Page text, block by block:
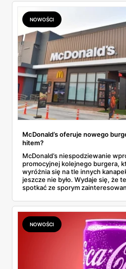
NOWOŚCI
McDonald’s oferuje nowego
hitem?
McDonald’s niespodziewanie
promocyjnej kolejnego burgera,
wyróżnia się na tle innych
jeszcze nie było. Wydaje się, że
spotkać ze sporym
pozycji w menu McDonald’s.
NOWOŚCI